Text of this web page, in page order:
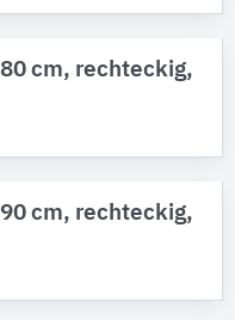
cm, rechteckig,
cm, rechteckig,